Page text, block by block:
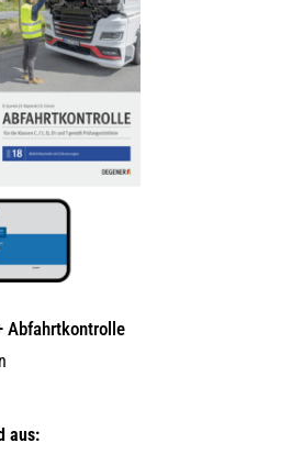
Abfahrtkontrolle
aus: